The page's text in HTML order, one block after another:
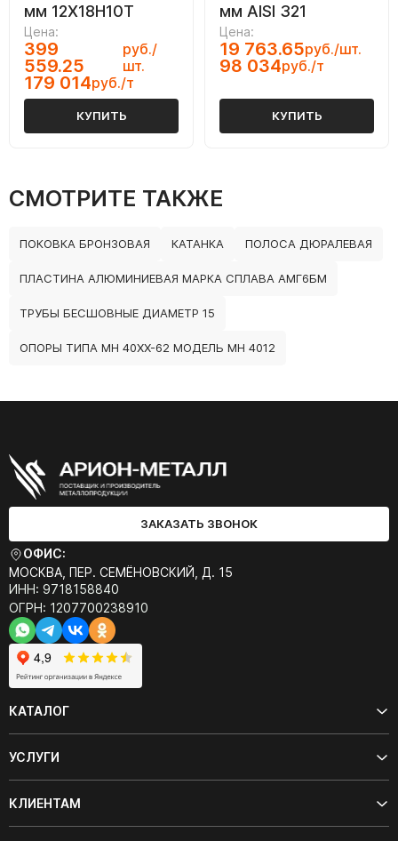
мм 12Х18Н10Т
Цена:
399
559.25
руб./
шт.
179 014руб./т
КУПИТЬ
мм AISI 321
Цена:
19 763.65руб./шт.
98 034руб./т
КУПИТЬ
СМОТРИТЕ ТАКЖЕ
ПОКОВКА БРОНЗОВАЯ КАТАНКА ПОЛОСА ДЮРАЛЕВАЯ
ПЛАСТИНА АЛЮМИНИЕВАЯ МАРКА СПЛАВА АМГ6БМ
ТРУБЫ БЕСШОВНЫЕ ДИАМЕТР 15
ОПОРЫ ТИПА МН 40ХХ-62 МОДЕЛЬ МН 4012
ЗАКАЗАТЬ ЗВОНОК
ОФИС:
МОСКВА, ПЕР. СЕМЁНОВСКИЙ, Д. 15
ИНН: 9718158840
ОГРН: 1207700238910
КАТАЛОГ
УСЛУГИ
КЛИЕНТАМ